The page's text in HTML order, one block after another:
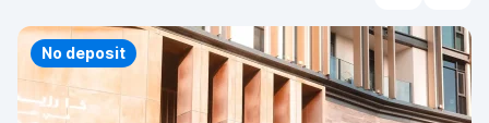
Priority
No deposit